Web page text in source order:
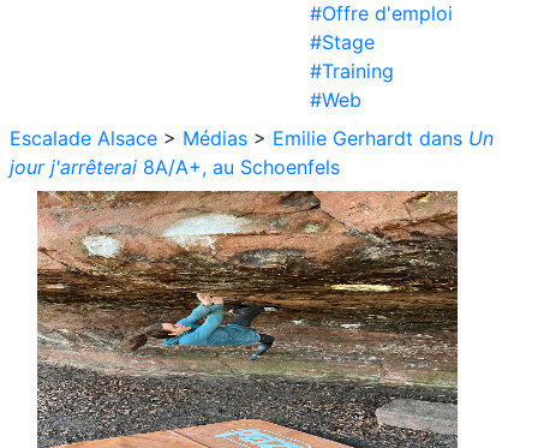
#Offre d'emploi
#Stage
#Training
#Web
Escalade Alsace > Médias > Emilie Gerhardt dans Un
jour j'arrêterai 8A/A+, au Schoenfels